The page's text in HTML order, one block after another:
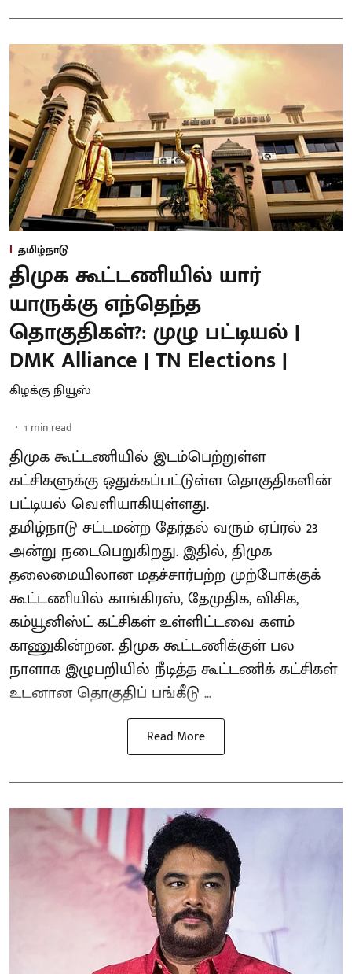
தமிழ்நாடு
திமுக கூட்டணியில் யார்
யாருக்கு எந்தெந்த
தொகுதிகள்?: முழு பட்டியல் |
DMK Alliance | TN Elections |
கிழக்கு நியூஸ்
1 min read
திமுக கூட்டணியில் இடம்பெற்றுள்ள
கட்சிகளுக்கு ஒதுக்கப்பட்டுள்ள தொகுதிகளின்
பட்டியல் வெளியாகியுள்ளது.
தமிழ்நாடு சட்டமன்ற தேர்தல் வரும் ஏப்ரல் 23
அன்று நடைபெறுகிறது. இதில், திமுக
தலைமையிலான மதச்சார்பற்ற முற்போக்குக்
கூட்டணியில் காங்கிரஸ், தேமுதிக, விசிக,
கம்யூனிஸ்ட் கட்சிகள் உள்ளிட்டவை களம்
காணுகின்றன. திமுக கூட்டணிக்குள் பல
நாளாக இழுபறியில் நீடித்த கூட்டணிக் கட்சிகள்
உடனான தொகுதிப் பங்கீடு ...
Read More